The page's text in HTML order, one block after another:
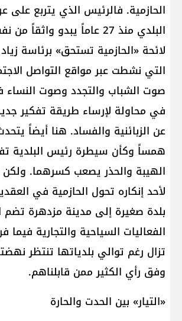
الحازمية. فالرئيس الذي يتربع
البلدي منذ 27 عاماً يبدو
لائحة «الحازمية تستحق» برئاسة
التي نشطت عبر مواقع التواصل
صوت الشباب والتجدد وصوت النساء
في محاولة لإرساء طريقة تفكير
عن الزبائنية والفساد. هنا أيضاً
همساً وكأن سيطرة رئيس البلدية
الهيبة والحذر يصعب كسرهما. ولكن
لأحد إنكاره تحول الحازمية في
بلدة صغيرة إلى مدينة مزدهرة تضم
الفعاليات السياحية والتجارية فيما
تزال رغم توالي بلدياتها تنتظر
وفق رأي الكثير ممن قابلناهم.
«التيار» بين الحدت والحارة